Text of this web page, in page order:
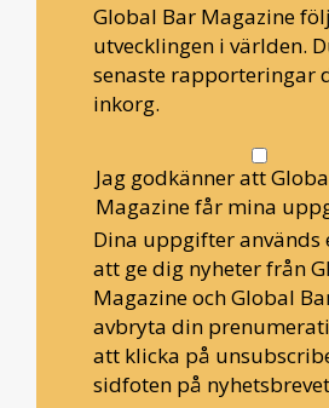
Global Bar Magazine
utvecklingen i världen.
senaste rapporteringar
inkorg.
Jag godkänner att
Magazine får mina
Dina uppgifter används
att ge dig nyheter från
Magazine och Global
avbryta din
att klicka på
sidfoten på